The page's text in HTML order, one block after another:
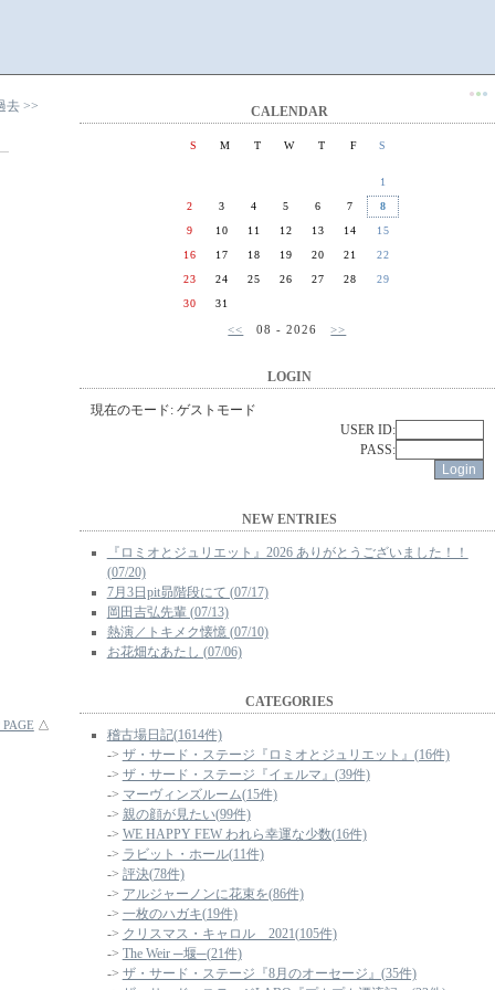
去 >>
PAGE △
●●●
CALENDAR
S M T W T F S
1
2
3 4 5 6 7
8
9
10 11 12 13 14
15
16
17 18 19 20 21
22
23
24 25 26 27 28
29
30
31
<< 08 - 2026>>
LOGIN
現在のモード: ゲストモード
USER ID:
PASS:
NEW ENTRIES
『ロミオとジュリエット』2026 ありがとうございました！！
(07/20)
7月3日pit昴階段にて (07/17)
岡田吉弘先輩 (07/13)
熱演／トキメク懐憶 (07/10)
お花畑なあたし (07/06)
CATEGORIES
稽古場日記(1614件)
-> ザ・サード・ステージ『ロミオとジュリエット』(16件)
-> ザ・サード・ステージ『イェルマ』(39件)
-> マーヴィンズルーム(15件)
-> 親の顔が見たい(99件)
-> WE HAPPY FEW われら幸運な少数(16件)
-> ラビット・ホール(11件)
-> 評決(78件)
-> アルジャーノンに花束を(86件)
-> 一枚のハガキ(19件)
-> クリスマス・キャロル 2021(105件)
-> The Weir ─堰─(21件)
-> ザ・サード・ステージ『8月のオーセージ』(35件)